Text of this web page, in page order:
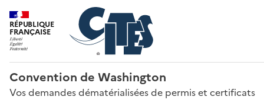
RÉPUBLIQUE
FRANÇAISE
Convention de Washington
Vos demandes dématérialisées de permis et certificats